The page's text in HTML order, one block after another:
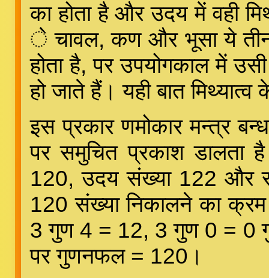
का होता है और उदय में वही
चावल, कण और भूसा ये तीन
होता है, पर उपयोगकाल में
हो जाते हैं। यही बात
इस प्रकार णमोकार मन्त्र
पर समुचित प्रकाश डालता
120, उदय संख्या 122 और
120 संख्या निकालने का
3 गुण 4 = 12, 3 गुण 0 = 0
पर गुणनफल = 120।